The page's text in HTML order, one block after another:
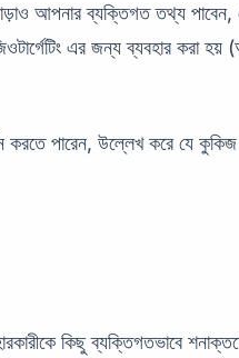
আপনার ব্যক্তিগত তথ্য পাবেন,
এর জন্য ব্যবহার করা হয়
করতে পারেন, উল্লেখ করে যে কুকিজ
কিছু ব্যক্তিগতভাবে